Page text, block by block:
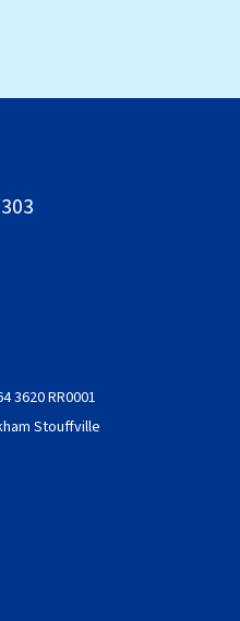
3620 RR0001
Stouffville